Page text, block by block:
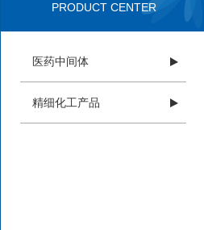
PRODUCT CENTER
医药中间体
精细化工产品